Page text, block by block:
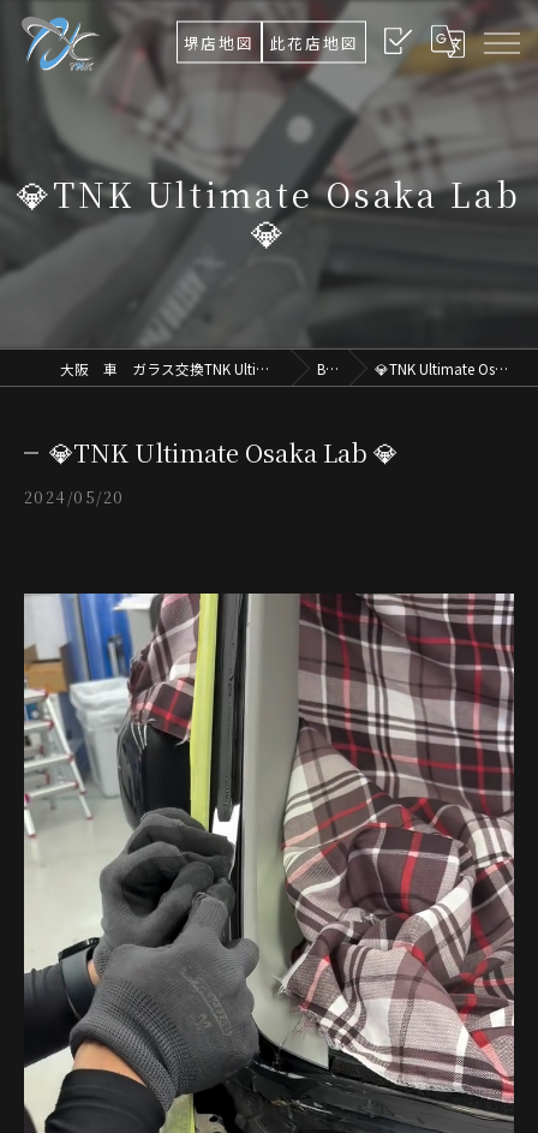
堺店地図 此花店地図
💎TNK Ultimate Osaka Lab
💎
大阪 車 ガラス交換TNK Ultimate Osaka.Lab Blog 💎TNK Ultimate Osaka Lab 💎
💎TNK Ultimate Osaka Lab 💎
2024/05/20